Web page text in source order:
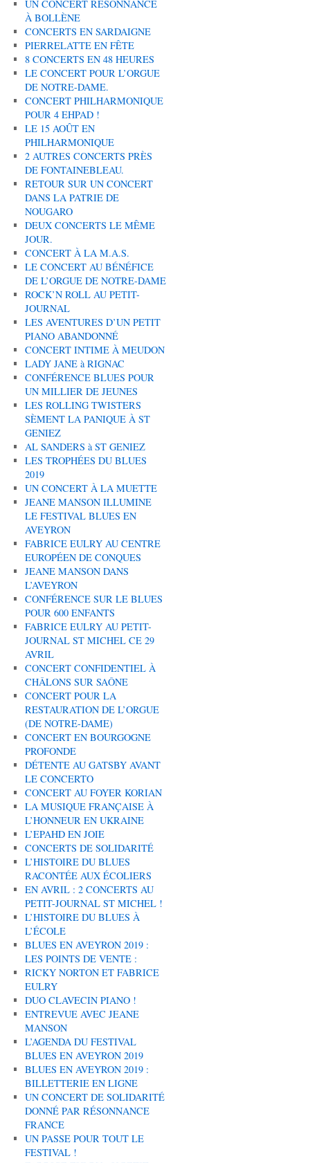
UN CONCERT RÉSONNANCE
À BOLLÈNE
CONCERTS EN SARDAIGNE
PIERRELATTE EN FÊTE
8 CONCERTS EN 48 HEURES
LE CONCERT POUR L’ORGUE
DE NOTRE-DAME.
CONCERT PHILHARMONIQUE
POUR 4 EHPAD !
LE 15 AOÛT EN
PHILHARMONIQUE
2 AUTRES CONCERTS PRÈS
DE FONTAINEBLEAU.
RETOUR SUR UN CONCERT
DANS LA PATRIE DE
NOUGARO
DEUX CONCERTS LE MÊME
JOUR.
CONCERT À LA M.A.S.
LE CONCERT AU BÉNÉFICE
DE L’ORGUE DE NOTRE-DAME
ROCK’N ROLL AU PETIT-
JOURNAL
LES AVENTURES D’UN PETIT
PIANO ABANDONNÉ
CONCERT INTIME À MEUDON
LADY JANE à RIGNAC
CONFÉRENCE BLUES POUR
UN MILLIER DE JEUNES
LES ROLLING TWISTERS
SÈMENT LA PANIQUE À ST
GENIEZ
AL SANDERS à ST GENIEZ
LES TROPHÉES DU BLUES
2019
UN CONCERT À LA MUETTE
JEANE MANSON ILLUMINE
LE FESTIVAL BLUES EN
AVEYRON
FABRICE EULRY AU CENTRE
EUROPÉEN DE CONQUES
JEANE MANSON DANS
L’AVEYRON
CONFÉRENCE SUR LE BLUES
POUR 600 ENFANTS
FABRICE EULRY AU PETIT-
JOURNAL ST MICHEL CE 29
AVRIL
CONCERT CONFIDENTIEL À
CHÂLONS SUR SAÔNE
CONCERT POUR LA
RESTAURATION DE L’ORGUE
(DE NOTRE-DAME)
CONCERT EN BOURGOGNE
PROFONDE
DÉTENTE AU GATSBY AVANT
LE CONCERTO
CONCERT AU FOYER KORIAN
LA MUSIQUE FRANÇAISE À
L’HONNEUR EN UKRAINE
L’EPAHD EN JOIE
CONCERTS DE SOLIDARITÉ
L’HISTOIRE DU BLUES
RACONTÉE AUX ÉCOLIERS
EN AVRIL : 2 CONCERTS AU
PETIT-JOURNAL ST MICHEL !
L’HISTOIRE DU BLUES À
L’ÉCOLE
BLUES EN AVEYRON 2019 :
LES POINTS DE VENTE :
RICKY NORTON ET FABRICE
EULRY
DUO CLAVECIN PIANO !
ENTREVUE AVEC JEANE
MANSON
L’AGENDA DU FESTIVAL
BLUES EN AVEYRON 2019
BLUES EN AVEYRON 2019 :
BILLETTERIE EN LIGNE
UN CONCERT DE SOLIDARITÉ
DONNÉ PAR RÉSONNANCE
FRANCE
UN PASSE POUR TOUT LE
FESTIVAL !